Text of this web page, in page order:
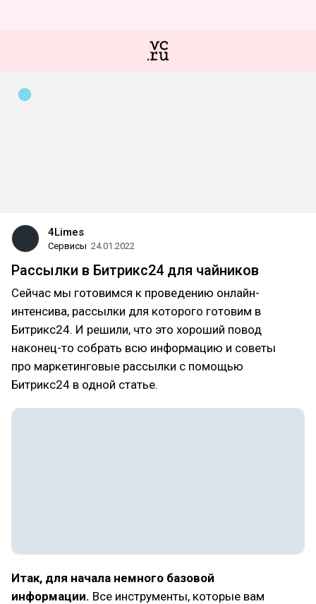
4Limes
Сервисы 24.01.2022
Рассылки в Битрикс24 для чайников
Сейчас мы готовимся к проведению онлайн-
интенсива, рассылки для которого готовим в
Битрикс24. И решили, что это хороший повод
наконец-то собрать всю информацию и советы
про маркетинговые рассылки с помощью
Битрикс24 в одной статье.
Итак, для начала немного базовой
информации. Все инструменты, которые вам